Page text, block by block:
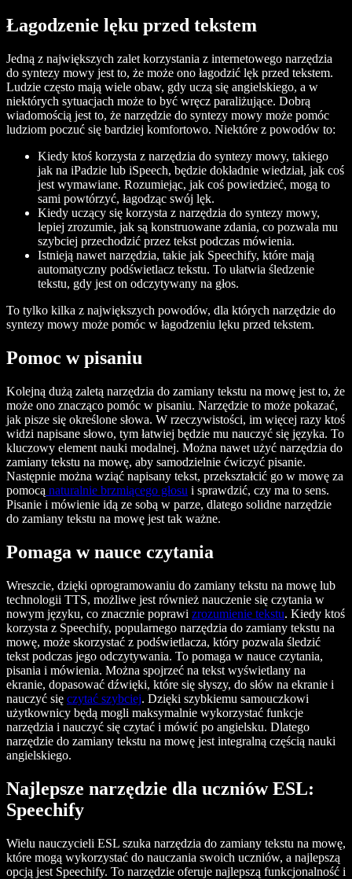
Łagodzenie lęku przed tekstem
Jedną z największych zalet korzystania z internetowego narzędzia
do syntezy mowy jest to, że może ono łagodzić lęk przed tekstem.
Ludzie często mają wiele obaw, gdy uczą się angielskiego, a w
niektórych sytuacjach może to być wręcz paraliżujące. Dobrą
wiadomością jest to, że narzędzie do syntezy mowy może pomóc
ludziom poczuć się bardziej komfortowo. Niektóre z powodów to:
Kiedy ktoś korzysta z narzędzia do syntezy mowy, takiego
jak na iPadzie lub iSpeech, będzie dokładnie wiedział, jak coś
jest wymawiane. Rozumiejąc, jak coś powiedzieć, mogą to
sami powtórzyć, łagodząc swój lęk.
Kiedy uczący się korzysta z narzędzia do syntezy mowy,
lepiej zrozumie, jak są konstruowane zdania, co pozwala mu
szybciej przechodzić przez tekst podczas mówienia.
Istnieją nawet narzędzia, takie jak Speechify, które mają
automatyczny podświetlacz tekstu. To ułatwia śledzenie
tekstu, gdy jest on odczytywany na głos.
To tylko kilka z największych powodów, dla których narzędzie do
syntezy mowy może pomóc w łagodzeniu lęku przed tekstem.
Pomoc w pisaniu
Kolejną dużą zaletą narzędzia do zamiany tekstu na mowę jest to, że
może ono znacząco pomóc w pisaniu. Narzędzie to może pokazać,
jak pisze się określone słowa. W rzeczywistości, im więcej razy ktoś
widzi napisane słowo, tym łatwiej będzie mu nauczyć się języka. To
kluczowy element nauki modalnej. Można nawet użyć narzędzia do
zamiany tekstu na mowę, aby samodzielnie ćwiczyć pisanie.
Następnie można wziąć napisany tekst, przekształcić go w mowę za
pomocą naturalnie brzmiącego głosu i sprawdzić, czy ma to sens.
Pisanie i mówienie idą ze sobą w parze, dlatego solidne narzędzie
do zamiany tekstu na mowę jest tak ważne.
Pomaga w nauce czytania
Wreszcie, dzięki oprogramowaniu do zamiany tekstu na mowę lub
technologii TTS, możliwe jest również nauczenie się czytania w
nowym języku, co znacznie poprawi zrozumienie tekstu. Kiedy ktoś
korzysta z Speechify, popularnego narzędzia do zamiany tekstu na
mowę, może skorzystać z podświetlacza, który pozwala śledzić
tekst podczas jego odczytywania. To pomaga w nauce czytania,
pisania i mówienia. Można spojrzeć na tekst wyświetlany na
ekranie, dopasować dźwięki, które się słyszy, do słów na ekranie i
nauczyć się czytać szybciej. Dzięki szybkiemu samouczkowi
użytkownicy będą mogli maksymalnie wykorzystać funkcje
narzędzia i nauczyć się czytać i mówić po angielsku. Dlatego
narzędzie do zamiany tekstu na mowę jest integralną częścią nauki
angielskiego.
Najlepsze narzędzie dla uczniów ESL:
Speechify
Wielu nauczycieli ESL szuka narzędzia do zamiany tekstu na mowę,
które mogą wykorzystać do nauczania swoich uczniów, a najlepszą
opcją jest Speechify. To narzędzie oferuje najlepszą funkcjonalność i